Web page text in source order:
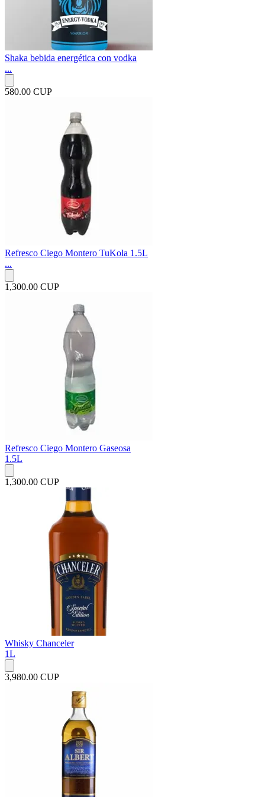
Shaka bebida energética con vodka
...
580.00 CUP
Refresco Ciego Montero TuKola 1.5L
...
1,300.00 CUP
Refresco Ciego Montero Gaseosa
1.5L
1,300.00 CUP
Whisky Chanceler
1L
3,980.00 CUP